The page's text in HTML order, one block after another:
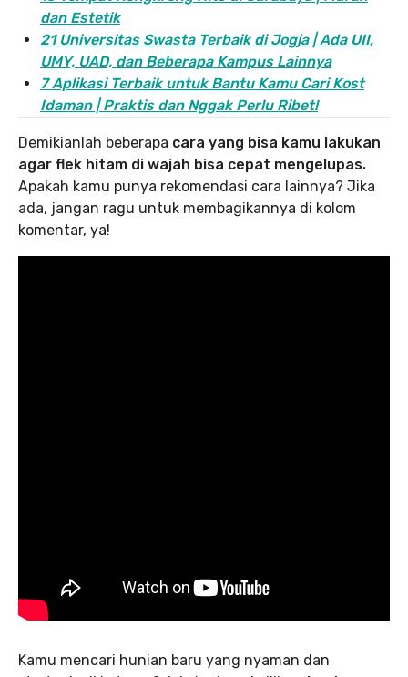
dan Estetik
21 Universitas Swasta Terbaik di Jogja | Ada UII,
UMY, UAD, dan Beberapa Kampus Lainnya
7 Aplikasi Terbaik untuk Bantu Kamu Cari Kost
Idaman | Praktis dan Nggak Perlu Ribet!
Demikianlah beberapa cara yang bisa kamu lakukan
agar flek hitam di wajah bisa cepat mengelupas.
Apakah kamu punya rekomendasi cara lainnya? Jika
ada, jangan ragu untuk membagikannya di kolom
komentar, ya!
Kamu mencari hunian baru yang nyaman dan